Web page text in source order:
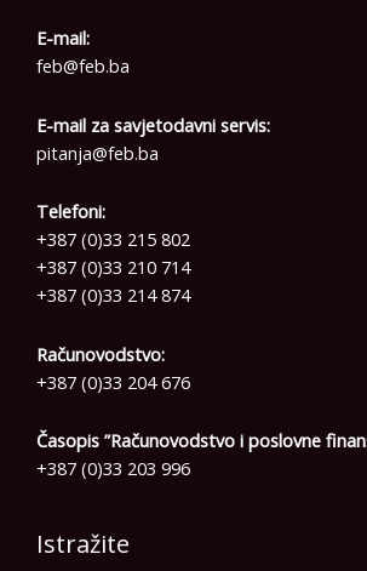
E-mail:
feb@feb.ba
E-mail za savjetodavni servis:
pitanja@feb.ba
Telefoni:
+387 (0)33 215 802
+387 (0)33 210 714
+387 (0)33 214 874
Računovodstvo:
+387 (0)33 204 676
Časopis ”Računovodstvo i poslovne
+387 (0)33 203 996
Istražite